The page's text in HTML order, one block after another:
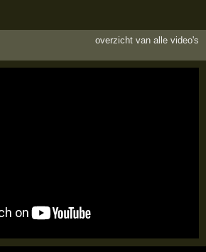
overzicht van alle video's